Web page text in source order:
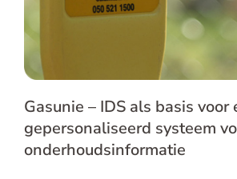
Gasunie – IDS als basis voor
gepersonaliseerd systeem
onderhoudsinformatie